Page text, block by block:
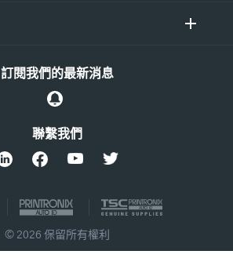
聯繫我們
訂閱我們的最新消息
© 2026 保留所有權利